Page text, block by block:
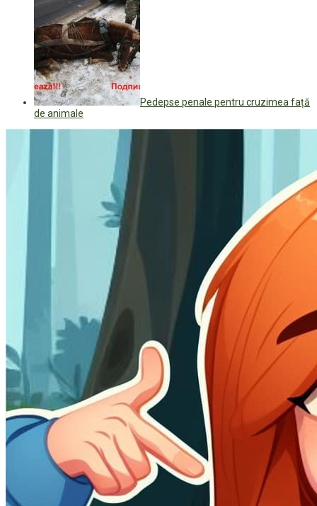
Pedepse penale pentru cruzimea față
de animale